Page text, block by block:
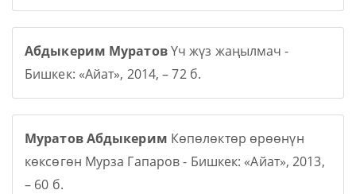
Абдыкерим МуратовҮч жүз жаңылмач -
Бишкек: «Айат», 2014, – 72 б.
Муратов Абдыкерим Көпөлөктөр өрөөнүн
көксөгөн Мурза Гапаров - Бишкек: «Айат», 2013,
– 60 б.